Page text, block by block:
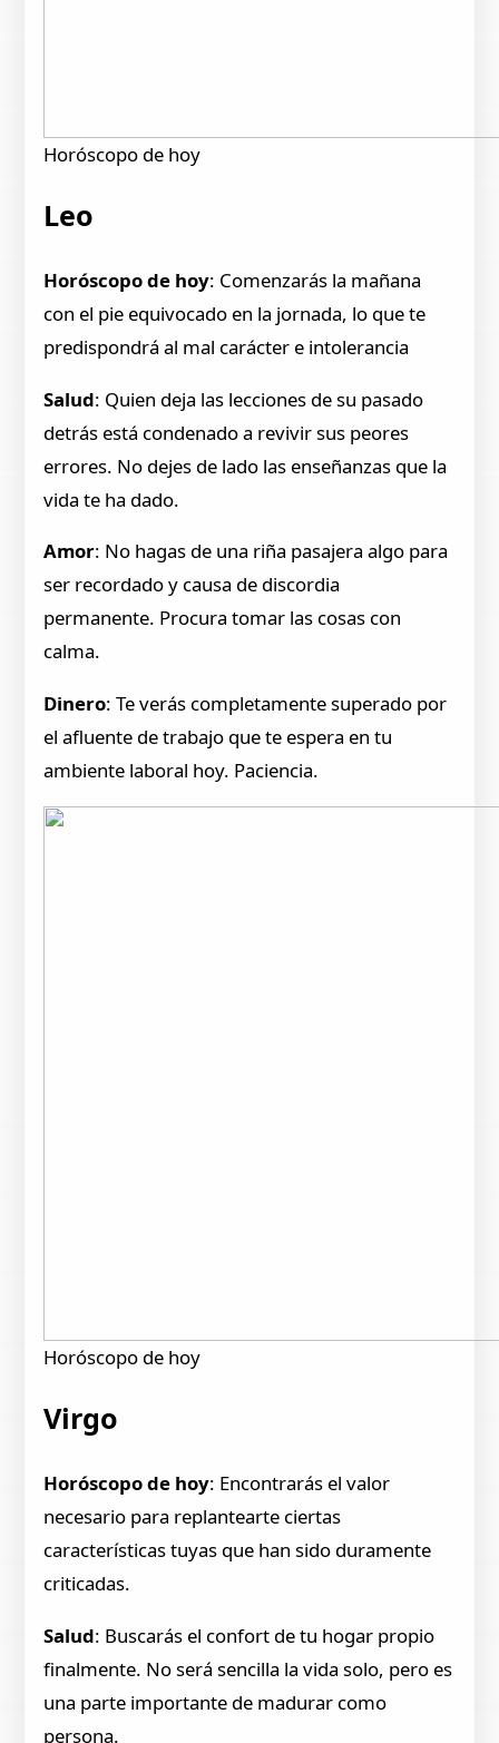
Horóscopo de hoy
Leo
Horóscopo de hoy: Comenzarás la mañana
con el pie equivocado en la jornada, lo que te
predispondrá al mal carácter e intolerancia
Salud: Quien deja las lecciones de su pasado
detrás está condenado a revivir sus peores
errores. No dejes de lado las enseñanzas que la
vida te ha dado.
Amor: No hagas de una riña pasajera algo para
ser recordado y causa de discordia
permanente. Procura tomar las cosas con
calma.
Dinero: Te verás completamente superado por
el afluente de trabajo que te espera en tu
ambiente laboral hoy. Paciencia.
Horóscopo de hoy
Virgo
Horóscopo de hoy: Encontrarás el valor
necesario para replantearte ciertas
características tuyas que han sido duramente
criticadas.
Salud: Buscarás el confort de tu hogar propio
finalmente. No será sencilla la vida solo, pero es
una parte importante de madurar como
persona.